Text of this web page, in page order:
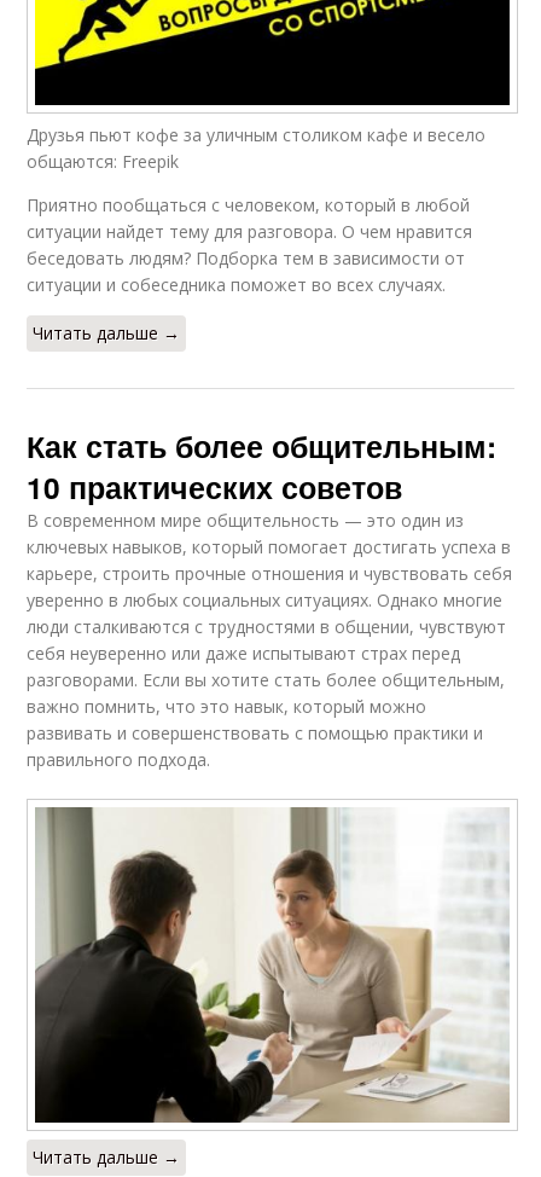
Друзья пьют кофе за уличным столиком кафе и весело
общаются: Freepik
Приятно пообщаться с человеком, который в любой
ситуации найдет тему для разговора. О чем нравится
беседовать людям? Подборка тем в зависимости от
ситуации и собеседника поможет во всех случаях.
Читать дальше →
Как стать более общительным:
10 практических советов
В современном мире общительность — это один из
ключевых навыков, который помогает достигать успеха в
карьере, строить прочные отношения и чувствовать себя
уверенно в любых социальных ситуациях. Однако многие
люди сталкиваются с трудностями в общении, чувствуют
себя неуверенно или даже испытывают страх перед
разговорами. Если вы хотите стать более общительным,
важно помнить, что это навык, который можно
развивать и совершенствовать с помощью практики и
правильного подхода.
Читать дальше →